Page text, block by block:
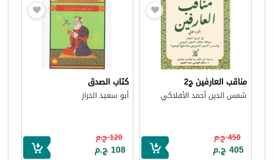
مناقب العارفين ج2
شمس الدين أحمد الأفلاكي
450 ج.م
405 ج.م
كتاب الصدق
أبو سعيد الخراز
120 ج.م
108 ج.م